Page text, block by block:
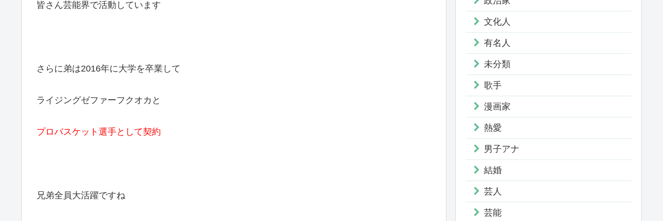
皆さん芸能界で活動しています
さらに弟は2016年に大学を卒業して
ライジングゼファーフクオカと
プロバスケット選手として契約
兄弟全員大活躍ですね
文化人
有名人
未分類
歌手
漫画家
熱愛
男子アナ
結婚
芸人
芸能